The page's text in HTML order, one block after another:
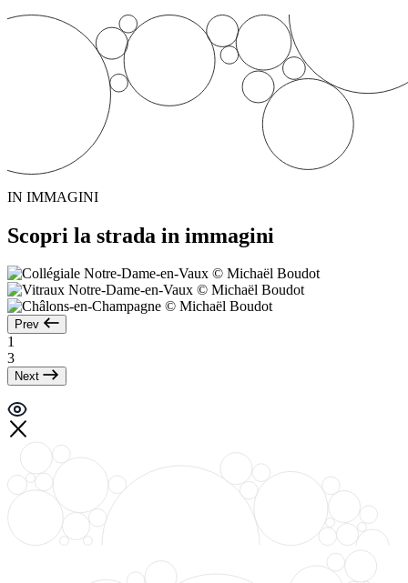
IN IMMAGINI
Scopri la strada in immagini
Prev
1
3
Next